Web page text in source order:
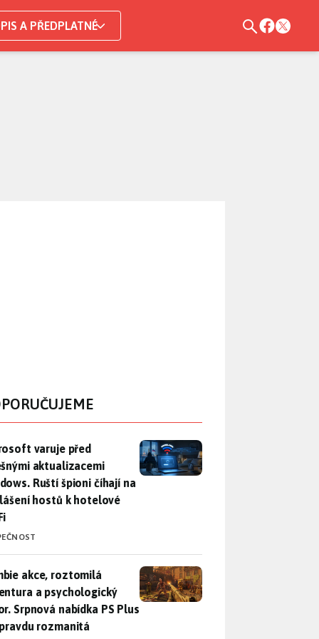
A PŘEDPLATNÉ
varuje před falešnými aktualizacemi Windows. Ruští
varuje před
aktualizacemi
Ruští špioni číhají na
hostů k hotelové
akce, roztomilá adventura a psychologický horor.
akce, roztomilá
a psychologický
Srpnová nabídka PS Plus
rozmanitá